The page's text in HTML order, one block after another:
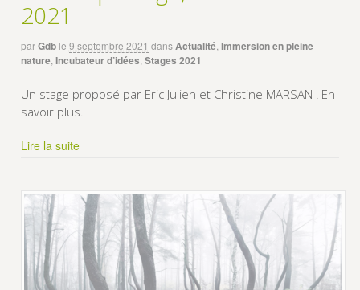
2021
parGdb le 9 septembre 2021 dansActualité, Immersion en pleine
nature, Incubateur d’idées Stages 2021
Un stage proposé par Eric Julien et Christine MARSAN ! En
savoir plus.
Lire la suite